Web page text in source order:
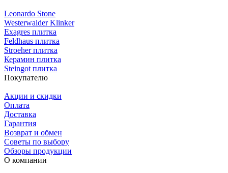
Leonardo Stone
Westerwalder Klinker
Exagres плитка
Feldhaus плитка
Stroeher плитка
Керамин плитка
Steingot плитка
Покупателю
Акции и скидки
Оплата
Доставка
Гарантия
Возврат и обмен
Советы по выбору
Обзоры продукции
О компании